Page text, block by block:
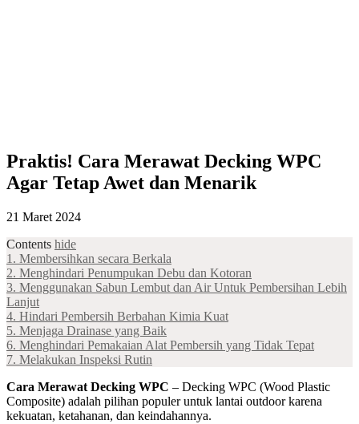
Praktis! Cara Merawat Decking WPC
Agar Tetap Awet dan Menarik
21 Maret 2024
Contents hide
1. Membersihkan secara Berkala
2. Menghindari Penumpukan Debu dan Kotoran
3. Menggunakan Sabun Lembut dan Air Untuk Pembersihan Lebih
Lanjut
4. Hindari Pembersih Berbahan Kimia Kuat
5. Menjaga Drainase yang Baik
6. Menghindari Pemakaian Alat Pembersih yang Tidak Tepat
7. Melakukan Inspeksi Rutin
Cara Merawat Decking WPC – Decking WPC (Wood Plastic
Composite) adalah pilihan populer untuk lantai outdoor karena
kekuatan, ketahanan, dan keindahannya.